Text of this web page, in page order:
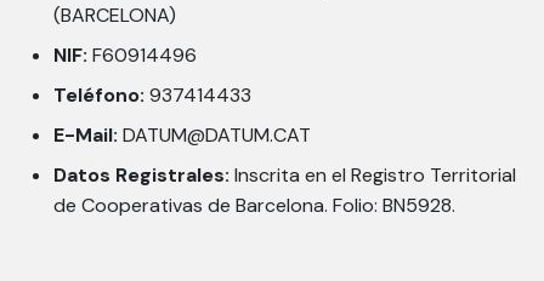
(BARCELONA)
NIF: F60914496
Teléfono: 937414433
E-Mail: DATUM@DATUM.CAT
Datos Registrales: Inscrita en el Registro Territorial
de Cooperativas de Barcelona. Folio: BN5928.